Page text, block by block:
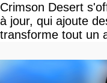
Crimson Desert
à jour, qui ajoute
transforme tout un